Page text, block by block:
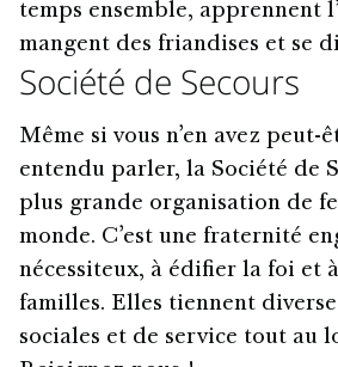
temps ensemble, apprennent
mangent des friandises et se
Société de Secours
Même si vous n’en avez peut-
entendu parler, la Société de
plus grande organisation de
monde. C’est une fraternité
nécessiteux, à édifier la foi et
familles. Elles tiennent
sociales et de service tout au